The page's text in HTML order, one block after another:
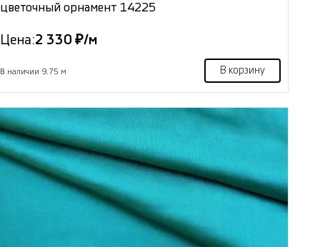
цветочный орнамент 14225
Цена:2 330 ₽/м
В наличии 9.75 м В корзину